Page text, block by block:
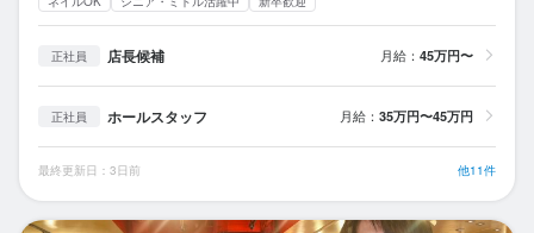
正社員 店長候補 月給： 45万円〜
正社員 ホールスタッフ 月給： 35万円〜45万円
最終更新日：3日前 他11件